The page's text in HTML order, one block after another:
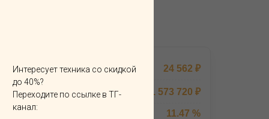
в месяц 24 562 ₽
договора 1 573 720 ₽
удорожание 11.47 %
Интересует техника со скидкой
до 40%?
Переходите по ссылке в ТГ-
канал: